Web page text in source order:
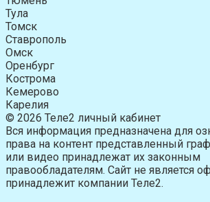
Тула
Томск
Ставрополь
Омск
Оренбург
Кострома
Кемерово
Карелия
© 2026 Теле2 личный кабинет
Вся информация предназначена для
права на контент представленный
или видео принадлежат их законным
правообладателям. Сайт не является
принадлежит компании Теле2.